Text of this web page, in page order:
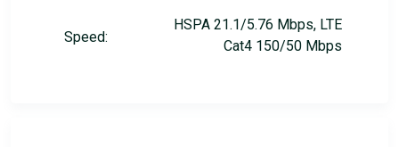
Speed:
HSPA 21.1/5.76 Mbps, LTE
Cat4 150/50 Mbps